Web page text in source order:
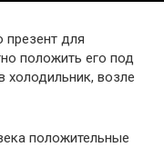
презент для
положить его под
холодильник, возле
положительные